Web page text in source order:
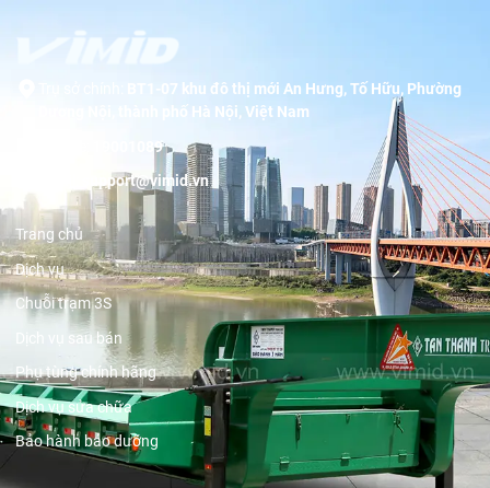
BT1-07 khu đô thị mới An Hưng, Tố Hữu, Phường
Dương Nội, thành phố Hà Nội, Việt Nam
19001089
support@vimid.vn
Trang chủ
Dịch vụ
Chuỗi trạm 3S
Dịch vụ sau bán
Phụ tùng chính hãng
Dịch vụ sửa chữa
Bảo hành bảo dưỡng